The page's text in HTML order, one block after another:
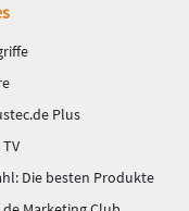
Plus
Die besten Produkte